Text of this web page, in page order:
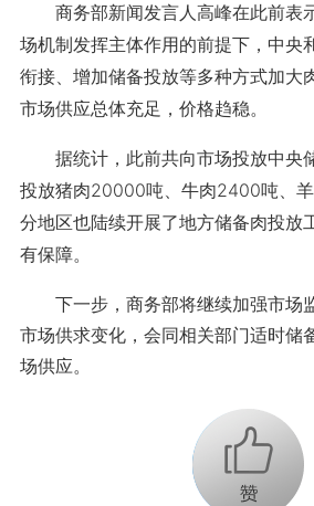
商务部新闻发言人高峰在此前表
场机制发挥主体作用的前提下，中央
衔接、增加储备投放等多种方式加大
市场供应总体充足，价格趋稳。
据统计，此前共向市场投放中央
投放猪肉20000吨、牛肉2400吨、
分地区也陆续开展了地方储备肉投放
有保障。
下一步，商务部将继续加强市场
市场供求变化，会同相关部门适时储
场供应。
+1